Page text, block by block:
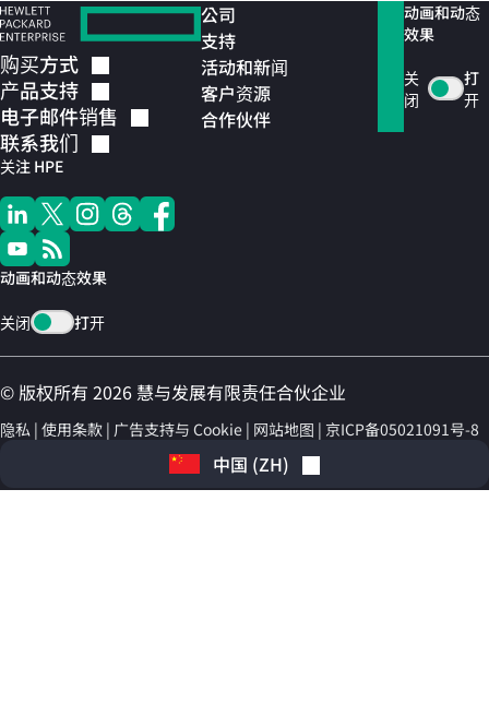
购买方式
产品支持
电子邮件销售
联系我们
关注 HPE
动画和动态效果
关闭 打开
公司
支持
活动和新闻
客户资源
合作伙伴
动画和动态
效果
关
闭
打
开
© 版权所有 2026 慧与发展有限责任合伙企业
隐私 使用条款 广告支持与 Cookie 网站地图 京ICP备05021091号-8
中国 (ZH)